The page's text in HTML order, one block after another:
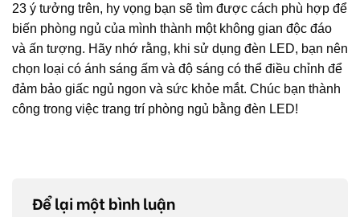
23 ý tưởng trên, hy vọng bạn sẽ tìm được cách phù hợp để
biến phòng ngủ của mình thành một không gian độc đáo
và ấn tượng. Hãy nhớ rằng, khi sử dụng đèn LED, bạn nên
chọn loại có ánh sáng ấm và độ sáng có thể điều chỉnh để
đảm bảo giấc ngủ ngon và sức khỏe mắt. Chúc bạn thành
công trong việc trang trí phòng ngủ bằng đèn LED!
Để lại một bình luận